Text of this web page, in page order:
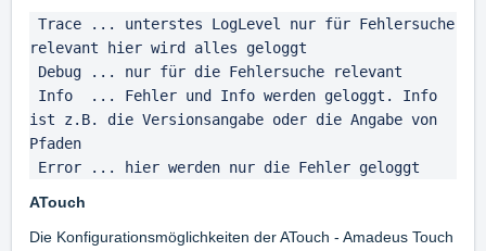
relevant hier wird alles geloggt
ist z.B. die Versionsangabe oder die Angabe von
Pfaden
Error ... hier werden nur die Fehler geloggt
ATouch
Die Konfigurationsmöglichkeiten der ATouch - Amadeus Touch